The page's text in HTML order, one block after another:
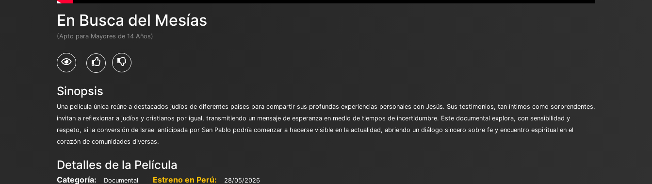
En Busca del Mesías
(Apto para Mayores de 14 Años)
Sinopsis
Una película única reúne a destacados judíos de diferentes países para compartir sus profundas experiencias personales con Jesús. Sus testimonios, tan íntimos como sorprendentes,
invitan a reflexionar a judíos y cristianos por igual, transmitiendo un mensaje de esperanza en medio de tiempos de incertidumbre. Este documental explora, con sensibilidad y
respeto, si la conversión de Israel anticipada por San Pablo podría comenzar a hacerse visible en la actualidad, abriendo un diálogo sincero sobre fe y encuentro espiritual en el
corazón de comunidades diversas.
Detalles de la Película
Categoría: Documental Estreno en Perú: 28/05/2026